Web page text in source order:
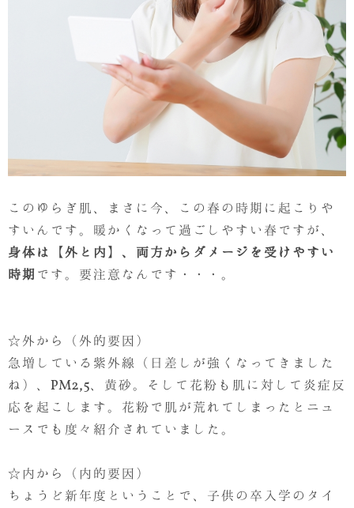
このゆらぎ肌、まさに今、この春の時期に起こりや
すいんです。暖かくなって過ごしやすい春ですが、
身体は【外と内】、両方からダメージを受けやすい
時期です。要注意なんです・・・。
☆外から（外的要因）
急増している紫外線（日差しが強くなってきました
ね）、PM2,5、黄砂。そして花粉も肌に対して炎症反
応を起こします。花粉で肌が荒れてしまったとニュ
ースでも度々紹介されていました。
☆内から（内的要因）
ちょうど新年度ということで、子供の卒入学のタイ